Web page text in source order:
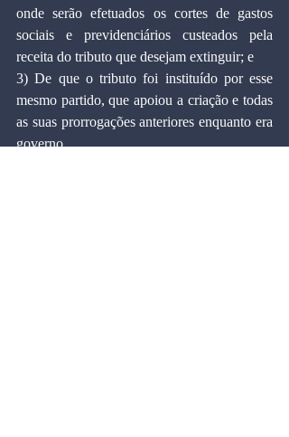
onde serão efetuados os cortes de gastos
sociais e previdenciários custeados pela
receita do tributo que desejam extinguir; e
3) De que o tributo foi instituído por esse
mesmo partido, que apoiou a criação e todas
as suas prorrogações anteriores enquanto era
governo.